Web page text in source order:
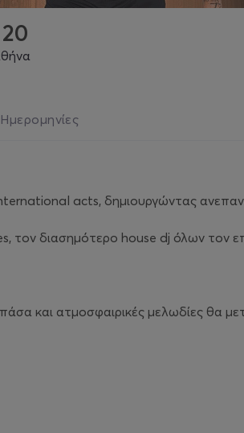
Ημερομηνίες
acts, δημιουργώντας
τον διασημότερο house dj όλων τον
και ατμοσφαιρικές μελωδίες θα